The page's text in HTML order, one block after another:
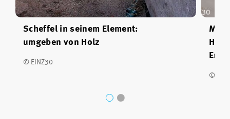
Scheffel in seinem Element:
umgeben von Holz
© EINZ30
©